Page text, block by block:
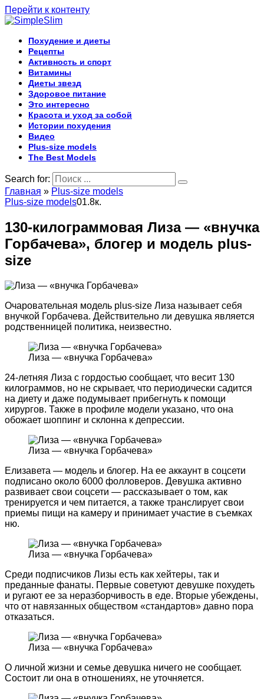
Перейти к контенту
Похудение и диеты
Рецепты
Активность и спорт
Витамины
Диеты звезд
Здоровое питание
Это интересно
Красота и уход за собой
Истории похудения
Видео
Plus-size models
The Best Models
Search for:
Главная » Plus-size models
Plus-size models01.8к.
130-килограммовая Лиза — «внучка
Горбачева», блогер и модель plus-
size
Очаровательная модель plus-size Лиза называет себя
внучкой Горбачева. Действительно ли девушка является
родственницей политика, неизвестно.
Лиза — «внучка Горбачева»
24-летняя Лиза с гордостью сообщает, что весит 130
килограммов, но не скрывает, что периодически садится
на диету и даже подумывает прибегнуть к помощи
хирургов. Также в профиле модели указано, что она
обожает шоппинг и склонна к депрессии.
Лиза — «внучка Горбачева»
Елизавета — модель и блогер. На ее аккаунт в соцсети
подписано около 6000 фолловеров. Девушка активно
развивает свои соцсети — рассказывает о том, как
тренируется и чем питается, а также транслирует свои
приемы пищи на камеру и принимает участие в съемках
ню.
Лиза — «внучка Горбачева»
Среди подписчиков Лизы есть как хейтеры, так и
преданные фанаты. Первые советуют девушке похудеть
и ругают ее за неразборчивость в еде. Вторые убеждены,
что от навязанных обществом «стандартов» давно пора
отказаться.
Лиза — «внучка Горбачева»
О личной жизни и семье девушка ничего не сообщает.
Состоит ли она в отношениях, не уточняется.